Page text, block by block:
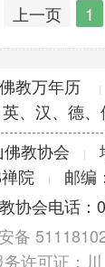
上一页 1
佛教万年历 |
、汉、德、
教协会
|
院
|
邮编
协会电话：
备
许可证：